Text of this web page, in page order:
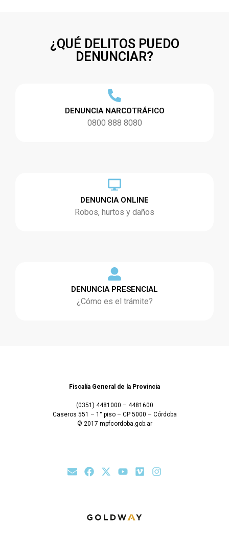
¿QUÉ DELITOS PUEDO
DENUNCIAR?
DENUNCIA NARCOTRÁFICO
0800 888 8080
DENUNCIA ONLINE
Robos, hurtos y daños
DENUNCIA PRESENCIAL
¿Cómo es el trámite?
Fiscalía General de la Provincia
(0351) 4481000 – 4481600
Caseros 551 – 1° piso – CP 5000 – Córdoba
© 2017 mpfcordoba.gob.ar